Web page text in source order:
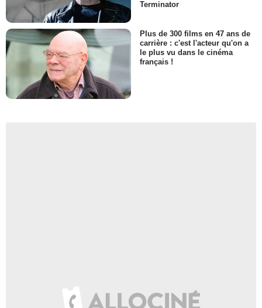
Terminator
Plus de 300 films en 47 ans de
carrière : c'est l'acteur qu'on a
le plus vu dans le cinéma
français !